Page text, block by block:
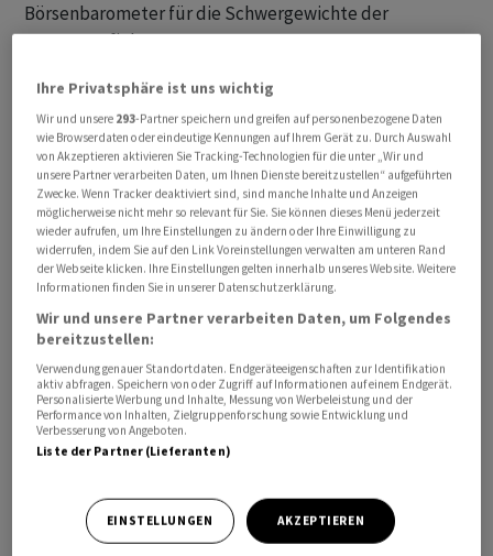
Börsenbarometer für die Schwergewichte der
Eurozone, fiel um 1,5 Prozent.
Von der US-Notenbank am Abend und der EZB am
Donnerstag wird jeweils ein weiterer Zinsschritt nach
oben um 0,25 Prozentpunkte erwartet. Sie gelten als
eingepreist am Markt. Daher werden vor allem die
Signale der Notenbanken im Fokus stehen, denn bei
beiden dreht sich inzwischen alles um die Frage, ob das
Ende der Fahnenstange erreicht ist oder ob es noch
weitere Erhöhungen gibt. Mit klaren Antworten wird
aber kaum gerechnet, sondern eher mit einem
Offenhalten aller Optionen.
Ihre Privatsphäre ist uns wichtig
Wir und unsere 293-Partner speichern und greifen auf personenbezogene Daten
wie Browserdaten oder eindeutige Kennungen auf Ihrem Gerät zu. Durch Auswahl
von Akzeptieren aktivieren Sie Tracking-Technologien für die unter „Wir und
unsere Partner verarbeiten Daten, um Ihnen Dienste bereitzustellen“ aufgeführten
Zwecke. Wenn Tracker deaktiviert sind, sind manche Inhalte und Anzeigen
möglicherweise nicht mehr so relevant für Sie. Sie können dieses Menü jederzeit
wieder aufrufen, um Ihre Einstellungen zu ändern oder Ihre Einwilligung zu
widerrufen, indem Sie auf den Link Voreinstellungen verwalten am unteren Rand
der Webseite klicken. Ihre Einstellungen gelten innerhalb unseres Website. Weitere
Informationen finden Sie in unserer Datenschutzerklärung.
Wir und unsere Partner verarbeiten Daten, um Folgendes
bereitzustellen:
Verwendung genauer Standortdaten. Endgeräteeigenschaften zur Identifikation
aktiv abfragen. Speichern von oder Zugriff auf Informationen auf einem Endgerät.
Personalisierte Werbung und Inhalte, Messung von Werbeleistung und der
Performance von Inhalten, Zielgruppenforschung sowie Entwicklung und
Verbesserung von Angeboten.
Liste der Partner (Lieferanten)
EINSTELLUNGEN AKZEPTIEREN